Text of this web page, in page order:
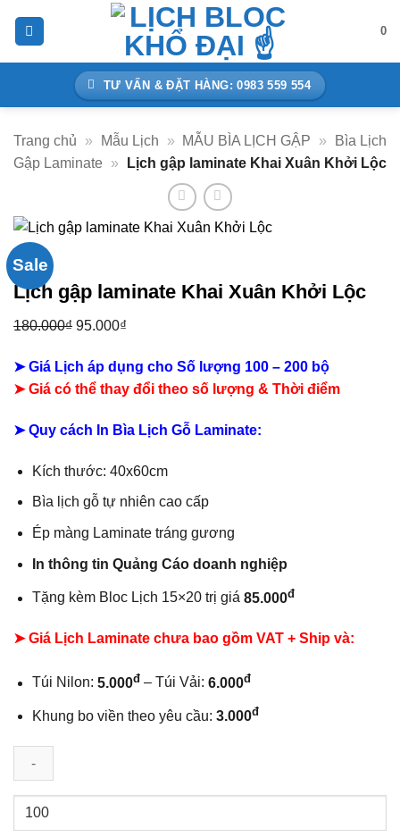
0
TƯ VẤN & ĐẶT HÀNG: 0983 559 554
Trang chủ » Mẫu Lịch » MẪU BÌA LỊCH GẬP »
Bìa Lịch
Gập Laminate » Lịch gập laminate Khai Xuân Khởi Lộc
Sale
Lịch gập laminate Khai Xuân Khởi Lộc
180.000₫ Giá
là:
180.000₫.
95.000₫
tại
là:
➤ Giá Lịch áp dụng cho Số lượng 100 – 200 bộ
➤ Giá có thể thay đổi theo số lượng & Thời điểm
➤ Quy cách In Bìa Lịch Gỗ Laminate:
Kích thước: 40x60cm
Bìa lịch gỗ tự nhiên cao cấp
Ép màng Laminate tráng gương
In thông tin Quảng Cáo doanh nghiệp
Tặng kèm Bloc Lịch 15×20 trị giá 85.000đ
➤ Giá Lịch Laminate chưa bao gồm VAT + Ship và:
Túi Nilon: 5.000đ – Túi Vải: 6.000đ
Khung bo viền theo yêu cầu: 3.000đ
Lịch